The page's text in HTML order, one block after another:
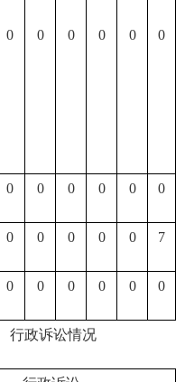
0 0 0 0 0 0
0 0 0 0 0 0
0 0 0 0 0 7
0 0 0 0 0 0
行政诉讼情况